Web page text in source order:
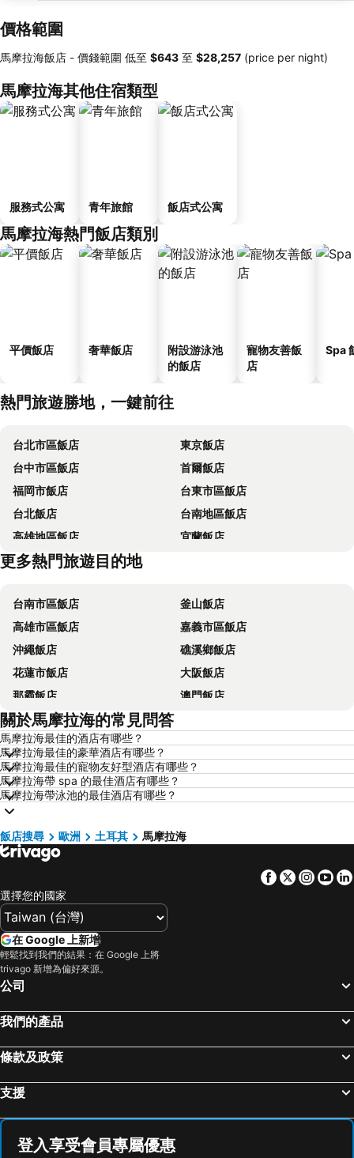
價格範圍
馬摩拉海飯店 - 價錢範圍 低至 ‎$643 至 ‎$28,257 (price per night)
馬摩拉海其他住宿類型
服務式公寓 青年旅館 飯店式公寓
馬摩拉海熱門飯店類別
平價飯店 奢華飯店
附設游泳池
的飯店
寵物友善飯
店
Spa
熱門旅遊勝地，一鍵前往
台北市區飯店
東京飯店
台中市區飯店
首爾飯店
福岡市飯店
台東市區飯店
台北飯店
台南地區飯店
高雄地區飯店
宜蘭飯店
台中地區飯店
更多熱門旅遊目的地
台南市區飯店
釜山飯店
高雄市區飯店
嘉義市區飯店
沖繩飯店
礁溪鄉飯店
花蓮市飯店
大阪飯店
那霸飯店
澳門飯店
新加坡飯店
京都飯店
恆春飯店
北投飯店
羅東市飯店
名古屋飯店
淡水區飯店
嘉義飯店
南投飯店
澎湖飯店
新竹地區飯店
東京都飯店
金門飯店
屏東飯店
胡志明市飯店
神奈川縣飯店
關於馬摩拉海的常見問答
馬摩拉海最佳的酒店有哪些？
馬摩拉海最佳的豪華酒店有哪些？
馬摩拉海最佳的寵物友好型酒店有哪些？
馬摩拉海帶 spa 的最佳酒店有哪些？
馬摩拉海帶泳池的最佳酒店有哪些？
飯店搜尋 歐洲 土耳其 馬摩拉海
Facebook
Twitter
選擇您的國家
在 Google 上新增
輕鬆找到我們的結果：在 Google 上將
trivago 新增為偏好來源。
公司
我們的產品
條款及政策
支援
登入享受會員專屬優惠